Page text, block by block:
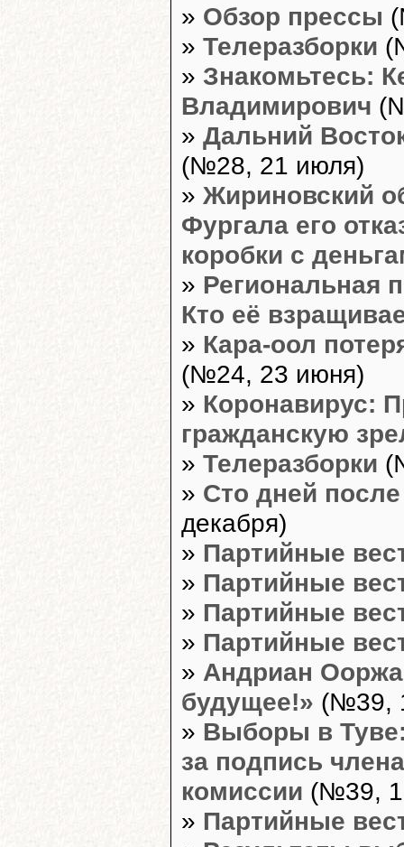
» Обзор прессы
» Телеразборки
» Знакомьтесь:
Владимирович
» Дальний
(№28, 21 июля)
» Жириновский
Фургала его
коробки с
» Региональная
Кто её
» Кара-оол
(№24, 23 июня)
» Коронавирус:
гражданскую
» Телеразборки
» Сто дней
декабря)
» Партийные
» Партийные
» Партийные
» Партийные
» Андриан
будущее!» (№39,
» Выборы в
за подпись
комиссии (№39, 1
» Партийные